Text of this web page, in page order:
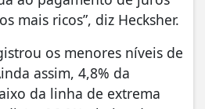
mais ricos”, diz Hecksher.
os menores níveis de
assim, 4,8% da
da linha de extrema